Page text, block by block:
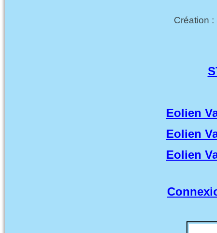
Création
Eolien
Eolien
Eolien